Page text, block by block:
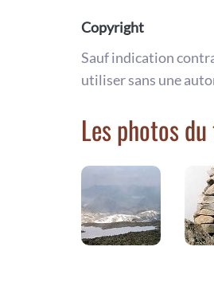
Copyright
Sauf indication
utiliser sans une
Les photos